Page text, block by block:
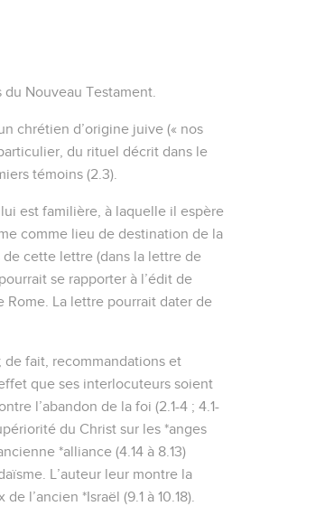
Nouveau Testament.
chrétien d’origine juive (« nos
du rituel décrit dans le
témoins (2.3).
lui est familière, à laquelle il espère
comme lieu de destination de la
de cette lettre (dans la lettre de
se rapporter à l’édit de
Rome. La lettre pourrait dater de
de fait, recommandations et
que ses interlocuteurs soient
l’abandon de la foi (2.1-4 ; 4.1-
du Christ sur les *anges
*alliance (4.14 à 8.13)
L’auteur leur montre la
l’ancien *Israël (9.1 à 10.18).